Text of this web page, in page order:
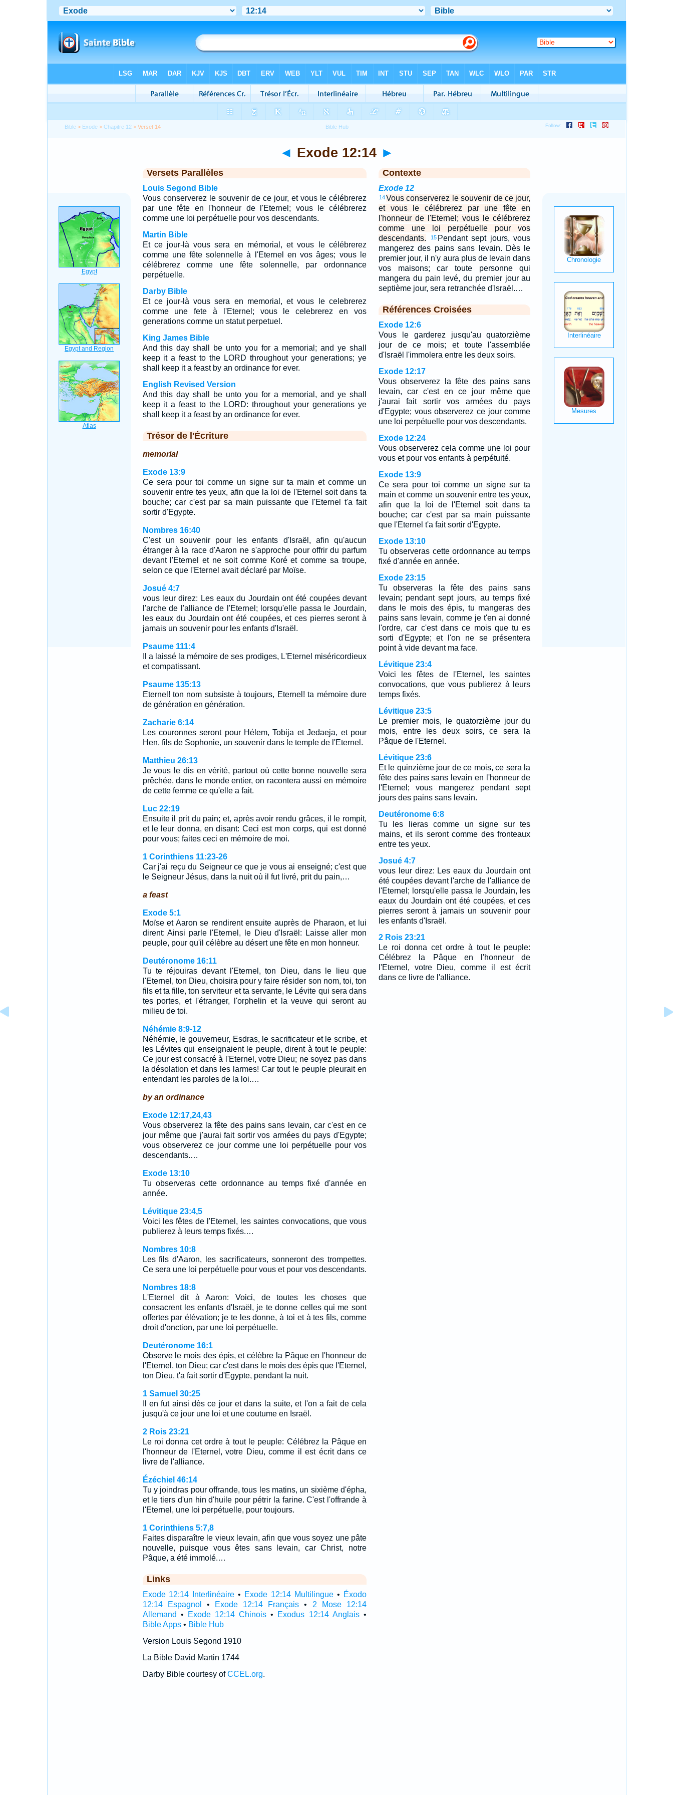
Bible > Exode >Chapitre 12 > Verset 14
◄ Exode 12:14 ►
Versets Parallèles
Louis Segond Bible
Vous conserverez le souvenir de ce jour, et vous le célébrerez
par une fête en l'honneur de l'Eternel; vous le célébrerez
comme une loi perpétuelle pour vos descendants.
Martin Bible
Et ce jour-là vous sera en mémorial, et vous le célébrerez
comme une fête solennelle à l'Eternel en vos âges; vous le
célébrerez comme une fête solennelle, par ordonnance
perpétuelle.
Darby Bible
Et ce jour-là vous sera en memorial, et vous le celebrerez
comme une fete à l'Eternel; vous le celebrerez en vos
generations comme un statut perpetuel.
King James Bible
And this day shall be unto you for a memorial; and ye shall
keep it a feast to the LORD throughout your generations; ye
shall keep it a feast by an ordinance for ever.
English Revised Version
And this day shall be unto you for a memorial, and ye shall
keep it a feast to the LORD: throughout your generations ye
shall keep it a feast by an ordinance for ever.
Trésor de l'Écriture
memorial
Exode 13:9
Ce sera pour toi comme un signe sur ta main et comme un
souvenir entre tes yeux, afin que la loi de l'Eternel soit dans ta
bouche; car c'est par sa main puissante que l'Eternel t'a fait
sortir d'Egypte.
Nombres 16:40
C'est un souvenir pour les enfants d'Israël, afin qu'aucun
étranger à la race d'Aaron ne s'approche pour offrir du parfum
devant l'Eternel et ne soit comme Koré et comme sa troupe,
selon ce que l'Eternel avait déclaré par Moïse.
Josué 4:7
vous leur direz: Les eaux du Jourdain ont été coupées devant
l'arche de l'alliance de l'Eternel; lorsqu'elle passa le Jourdain,
les eaux du Jourdain ont été coupées, et ces pierres seront à
jamais un souvenir pour les enfants d'Israël.
Psaume 111:4
Il a laissé la mémoire de ses prodiges, L'Eternel miséricordieux
et compatissant.
Psaume 135:13
Eternel! ton nom subsiste à toujours, Eternel! ta mémoire dure
de génération en génération.
Zacharie 6:14
Les couronnes seront pour Hélem, Tobija et Jedaeja, et pour
Hen, fils de Sophonie, un souvenir dans le temple de l'Eternel.
Matthieu 26:13
Je vous le dis en vérité, partout où cette bonne nouvelle sera
prêchée, dans le monde entier, on racontera aussi en mémoire
de cette femme ce qu'elle a fait.
Luc 22:19
Ensuite il prit du pain; et, après avoir rendu grâces, il le rompit,
et le leur donna, en disant: Ceci est mon corps, qui est donné
pour vous; faites ceci en mémoire de moi.
1 Corinthiens 11:23-26
Car j'ai reçu du Seigneur ce que je vous ai enseigné; c'est que
le Seigneur Jésus, dans la nuit où il fut livré, prit du pain,…
a feast
Exode 5:1
Moïse et Aaron se rendirent ensuite auprès de Pharaon, et lui
dirent: Ainsi parle l'Eternel, le Dieu d'Israël: Laisse aller mon
peuple, pour qu'il célèbre au désert une fête en mon honneur.
Deutéronome 16:11
Tu te réjouiras devant l'Eternel, ton Dieu, dans le lieu que
l'Eternel, ton Dieu, choisira pour y faire résider son nom, toi, ton
fils et ta fille, ton serviteur et ta servante, le Lévite qui sera dans
tes portes, et l'étranger, l'orphelin et la veuve qui seront au
milieu de toi.
Néhémie 8:9-12
Néhémie, le gouverneur, Esdras, le sacrificateur et le scribe, et
les Lévites qui enseignaient le peuple, dirent à tout le peuple:
Ce jour est consacré à l'Eternel, votre Dieu; ne soyez pas dans
la désolation et dans les larmes! Car tout le peuple pleurait en
entendant les paroles de la loi.…
by an ordinance
Exode 12:17,24,43
Vous observerez la fête des pains sans levain, car c'est en ce
jour même que j'aurai fait sortir vos armées du pays d'Egypte;
vous observerez ce jour comme une loi perpétuelle pour vos
descendants.…
Exode 13:10
Tu observeras cette ordonnance au temps fixé d'année en
année.
Lévitique 23:4,5
Voici les fêtes de l'Eternel, les saintes convocations, que vous
publierez à leurs temps fixés.…
Nombres 10:8
Les fils d'Aaron, les sacrificateurs, sonneront des trompettes.
Ce sera une loi perpétuelle pour vous et pour vos descendants.
Nombres 18:8
L'Eternel dit à Aaron: Voici, de toutes les choses que
consacrent les enfants d'Israël, je te donne celles qui me sont
offertes par élévation; je te les donne, à toi et à tes fils, comme
droit d'onction, par une loi perpétuelle.
Deutéronome 16:1
Observe le mois des épis, et célèbre la Pâque en l'honneur de
l'Eternel, ton Dieu; car c'est dans le mois des épis que l'Eternel,
ton Dieu, t'a fait sortir d'Egypte, pendant la nuit.
1 Samuel 30:25
Il en fut ainsi dès ce jour et dans la suite, et l'on a fait de cela
jusqu'à ce jour une loi et une coutume en Israël.
2 Rois 23:21
Le roi donna cet ordre à tout le peuple: Célébrez la Pâque en
l'honneur de l'Eternel, votre Dieu, comme il est écrit dans ce
livre de l'alliance.
Ézéchiel 46:14
Tu y joindras pour offrande, tous les matins, un sixième d'épha,
et le tiers d'un hin d'huile pour pétrir la farine. C'est l'offrande à
l'Eternel, une loi perpétuelle, pour toujours.
1 Corinthiens 5:7,8
Faites disparaître le vieux levain, afin que vous soyez une pâte
nouvelle, puisque vous êtes sans levain, car Christ, notre
Pâque, a été immolé.…
Links
Exode 12:14 Interlinéaire • Exode 12:14 Multilingue • Éxodo
12:14 Espagnol
• Exode 12:14 Français • 2 Mose 12:14
Allemand • Exode 12:14 Chinois • Exodus 12:14 Anglais•
Bible Apps• Bible Hub
Version Louis Segond 1910
La Bible David Martin 1744
Darby Bible courtesy ofCCEL.org.
Contexte
Exode 12
14Vous conserverez le souvenir de ce jour,
et vous le célébrerez par une fête en
l'honneur de l'Eternel; vous le célébrerez
comme une loi perpétuelle pour vos
descendants.
15 Pendant sept jours, vous
mangerez des pains sans levain. Dès le
premier jour, il n'y aura plus de levain dans
vos maisons; car toute personne qui
mangera du pain levé, du premier jour au
septième jour, sera retranchée d'Israël.…
Références Croisées
Exode 12:6
Vous le garderez jusqu'au quatorzième
jour de ce mois; et toute l'assemblée
d'Israël l'immolera entre les deux soirs.
Exode 12:17
Vous observerez la fête des pains sans
levain, car c'est en ce jour même que
j'aurai fait sortir vos armées du pays
d'Egypte; vous observerez ce jour comme
une loi perpétuelle pour vos descendants.
Exode 12:24
Vous observerez cela comme une loi pour
vous et pour vos enfants à perpétuité.
Exode 13:9
Ce sera pour toi comme un signe sur ta
main et comme un souvenir entre tes yeux,
afin que la loi de l'Eternel soit dans ta
bouche; car c'est par sa main puissante
que l'Eternel t'a fait sortir d'Egypte.
Exode 13:10
Tu observeras cette ordonnance au temps
fixé d'année en année.
Exode 23:15
Tu observeras la fête des pains sans
levain; pendant sept jours, au temps fixé
dans le mois des épis, tu mangeras des
pains sans levain, comme je t'en ai donné
l'ordre, car c'est dans ce mois que tu es
sorti d'Egypte; et l'on ne se présentera
point à vide devant ma face.
Lévitique 23:4
Voici les fêtes de l'Eternel, les saintes
convocations, que vous publierez à leurs
temps fixés.
Lévitique 23:5
Le premier mois, le quatorzième jour du
mois, entre les deux soirs, ce sera la
Pâque de l'Eternel.
Lévitique 23:6
Et le quinzième jour de ce mois, ce sera la
fête des pains sans levain en l'honneur de
l'Eternel; vous mangerez pendant sept
jours des pains sans levain.
Deutéronome 6:8
Tu les lieras comme un signe sur tes
mains, et ils seront comme des fronteaux
entre tes yeux.
Josué 4:7
vous leur direz: Les eaux du Jourdain ont
été coupées devant l'arche de l'alliance de
l'Eternel; lorsqu'elle passa le Jourdain, les
eaux du Jourdain ont été coupées, et ces
pierres seront à jamais un souvenir pour
les enfants d'Israël.
2 Rois 23:21
Le roi donna cet ordre à tout le peuple:
Célébrez la Pâque en l'honneur de
l'Eternel, votre Dieu, comme il est écrit
dans ce livre de l'alliance.